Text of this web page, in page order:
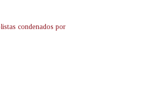
condenados por